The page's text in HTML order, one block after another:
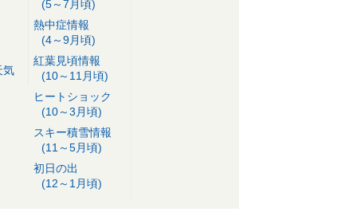
気
(5～7月頃)
熱中症情報
(4～9月頃)
紅葉見頃情報
(10～11月頃)
ヒートショック
(10～3月頃)
スキー積雪情報
(11～5月頃)
初日の出
(12～1月頃)